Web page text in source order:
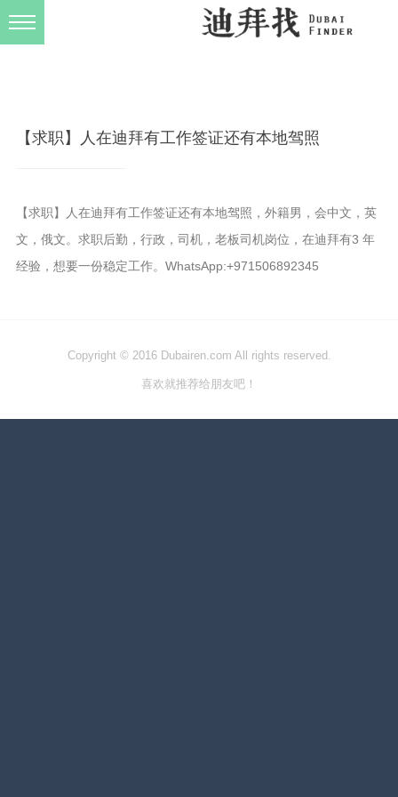
【求职】人在迪拜有工作签证还有本地驾照
【求职】人在迪拜有工作签证还有本地驾照，外籍男，会中文，英
文，俄文。求职后勤，行政，司机，老板司机岗位，在迪拜有3 年
经验，想要一份稳定工作。WhatsApp:+971506892345
Copyright © 2016 Dubairen.com All rights reserved.
喜欢就推荐给朋友吧！